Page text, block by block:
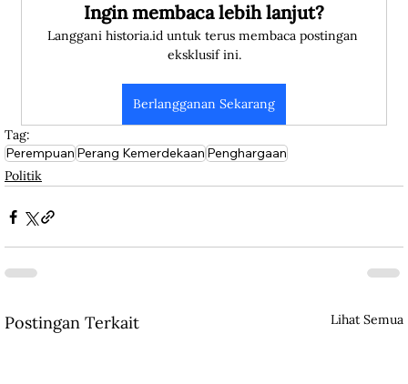
Ingin membaca lebih lanjut?
Langgani historia.id untuk terus membaca postingan
eksklusif ini.
Berlangganan Sekarang
Tag:
PerempuanPerang KemerdekaanPenghargaan
Politik
Postingan Terkait Lihat Semua